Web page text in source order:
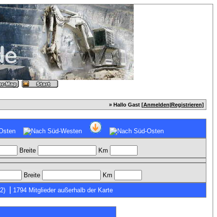
» Hallo Gast [Anmelden|Registrieren]
Breite Km
Breite Km
1794 Mitglieder außerhalb der Karte